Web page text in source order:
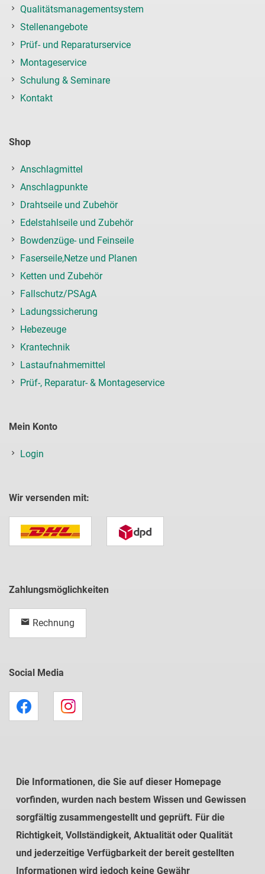
Qualitätsmanagementsystem
Stellenangebote
Prüf- und Reparaturservice
Montageservice
Schulung & Seminare
Kontakt
Shop
Anschlagmittel
Anschlagpunkte
Drahtseile und Zubehör
Edelstahlseile und Zubehör
Bowdenzüge- und Feinseile
Faserseile,Netze und Planen
Ketten und Zubehör
Fallschutz/PSAgA
Ladungssicherung
Hebezeuge
Krantechnik
Lastaufnahmemittel
Prüf-, Reparatur- & Montageservice
Mein Konto
Login
Wir versenden mit:
Zahlungsmöglichkeiten
Rechnung
Social Media
Die Informationen, die Sie auf dieser Homepage
vorfinden, wurden nach bestem Wissen und Gewissen
sorgfältig zusammengestellt und geprüft. Für die
Richtigkeit, Vollständigkeit, Aktualität oder Qualität
und jederzeitige Verfügbarkeit der bereit gestellten
Informationen wird jedoch keine Gewähr